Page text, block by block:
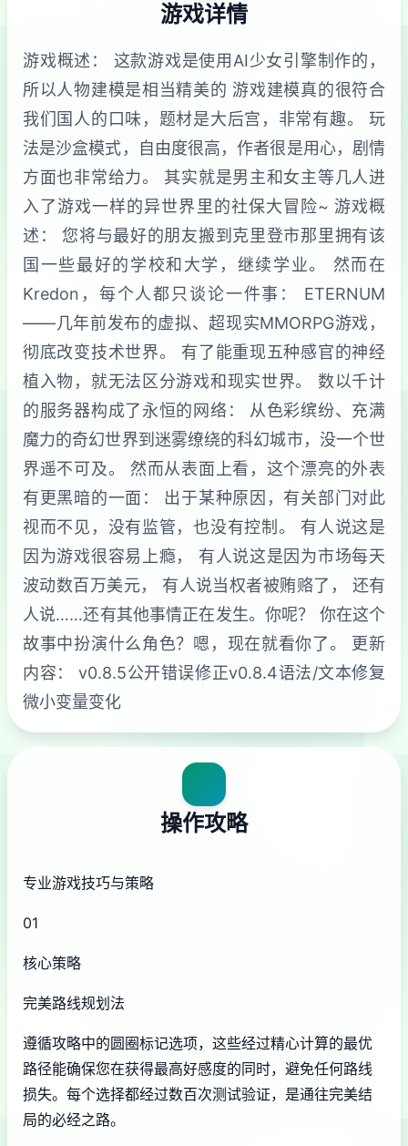
游戏详情
游戏概述： 这款游戏是使用AI少女引擎制作的，
所以人物建模是相当精美的 游戏建模真的很符合
我们国人的口味，题材是大后宫，非常有趣。 玩
法是沙盒模式，自由度很高，作者很是用心，剧情
方面也非常给力。 其实就是男主和女主等几人进
入了游戏一样的异世界里的社保大冒险~ 游戏概
述： 您将与最好的朋友搬到克里登市那里拥有该
国一些最好的学校和大学，继续学业。 然而在
Kredon，每个人都只谈论一件事： ETERNUM
——几年前发布的虚拟、超现实MMORPG游戏，
彻底改变技术世界。 有了能重现五种感官的神经
植入物，就无法区分游戏和现实世界。 数以千计
的服务器构成了永恒的网络： 从色彩缤纷、充满
魔力的奇幻世界到迷雾缭绕的科幻城市，没一个世
界遥不可及。 然而从表面上看，这个漂亮的外表
有更黑暗的一面： 出于某种原因，有关部门对此
视而不见，没有监管，也没有控制。 有人说这是
因为游戏很容易上瘾， 有人说这是因为市场每天
波动数百万美元， 有人说当权者被贿赂了， 还有
人说……还有其他事情正在发生。你呢？ 你在这个
故事中扮演什么角色？嗯，现在就看你了。 更新
内容： v0.8.5公开错误修正v0.8.4语法/文本修复
微小变量变化
操作攻略
专业游戏技巧与策略
01
核心策略
完美路线规划法
遵循攻略中的圆圈标记选项，这些经过精心计算的最优
路径能确保您在获得最高好感度的同时，避免任何路线
损失。每个选择都经过数百次测试验证，是通往完美结
局的必经之路。